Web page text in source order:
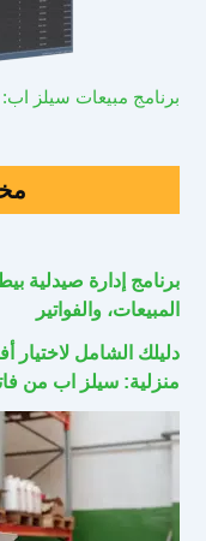
برنامج مبيعات سيلز
برنامج إدارة صيدلية
المبيعات، والفواتير
دليلك الشامل
منزلية: سيلز اب من